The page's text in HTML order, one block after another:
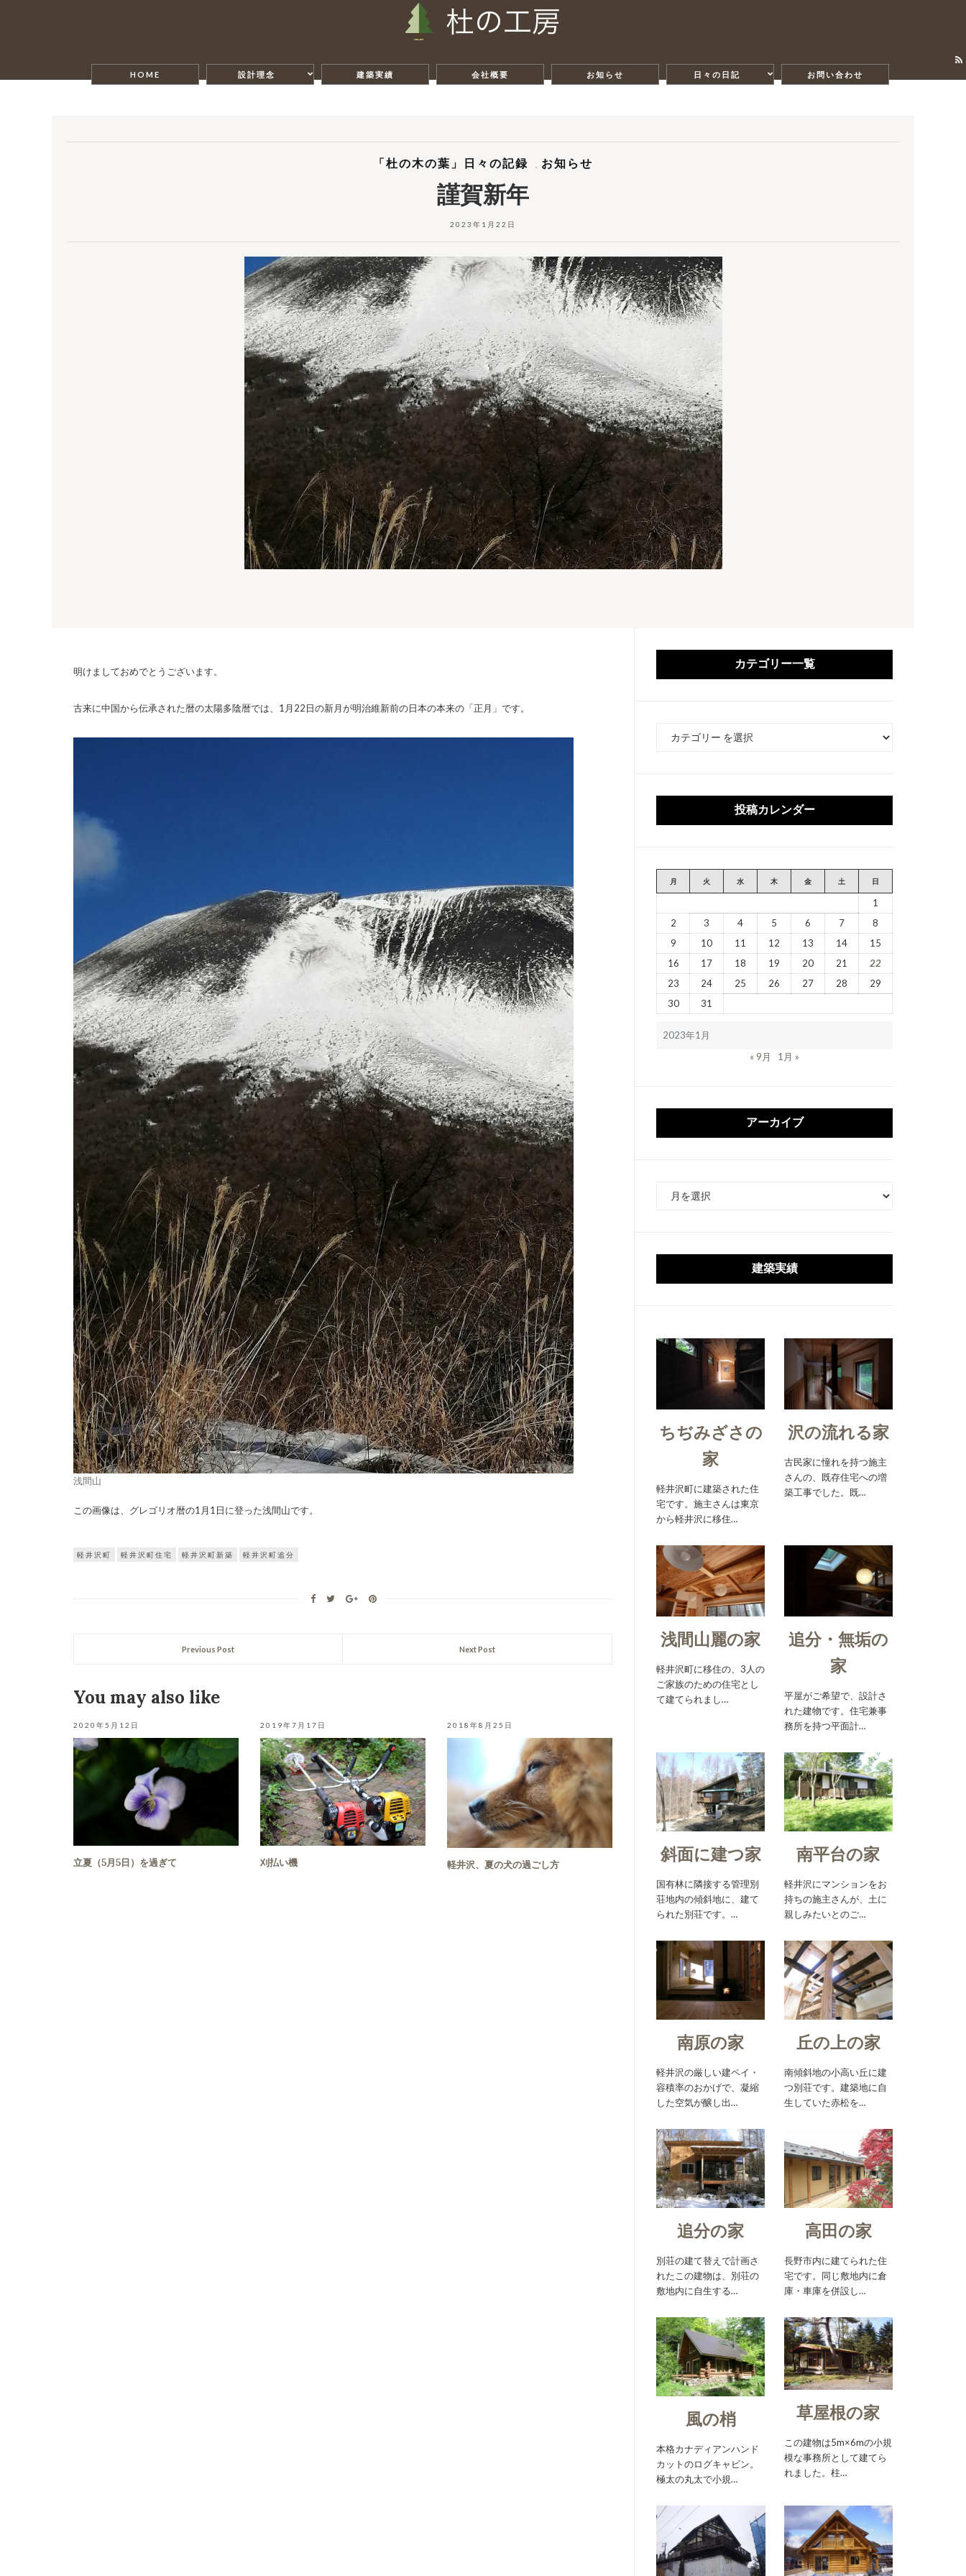
HOME 設計理念 建築実績 会社概要 お知らせ 日々の日記 お問い合わせ
「杜の木の葉」日々の記録 お知らせ
謹賀新年
2023年1月22日
明けましておめでとうございます。
古来に中国から伝承された暦の太陽多陰暦では、1月22日の新月が明治維新前の日本の本来の「正月」です。
浅間山
この画像は、グレゴリオ暦の1月1日に登った浅間山です。
軽井沢町 軽井沢町住宅 軽井沢町新築 軽井沢町追分
Previous Post Next Post
You may also like
2020年5月12日
立夏（5月5日）を過ぎて
2019年7月17日
刈払い機
2018年8月25日
軽井沢、夏の犬の過ごし方
カテゴリー一覧
投稿カレンダー
2023年1月
月 火 水 木 金 土 日
1
2
3 4 5 6 7
8
9
10 11 12 13 14
15
16
17 18 19 20 21
22
23
24 25 26 27 28
29
30
31
« 9月 1月 »
アーカイブ
建築実績
ちぢみざさの
家
軽井沢町に建築された住
宅です。施主さんは東京
から軽井沢に移住…
沢の流れる家
古民家に憧れを持つ施主
さんの、既存住宅への増
築工事でした。既…
浅間山麗の家
軽井沢町に移住の、3人の
ご家族のための住宅とし
て建てられまし…
追分・無垢の
家
平屋がご希望で、設計さ
れた建物です。住宅兼事
務所を持つ平面計…
斜面に建つ家
国有林に隣接する管理別
荘地内の傾斜地に、建て
られた別荘です。…
南平台の家
軽井沢にマンションをお
持ちの施主さんが、土に
親しみたいとのご…
南原の家
軽井沢の厳しい建ペイ・
容積率のおかげで、凝縮
した空気が醸し出…
丘の上の家
南傾斜地の小高い丘に建
つ別荘です。建築地に自
生していた赤松を…
追分の家
別荘の建て替えで計画さ
れたこの建物は、別荘の
敷地内に自生する…
高田の家
長野市内に建てられた住
宅です。同じ敷地内に倉
庫・車庫を併設し…
風の梢
本格カナディアンハンド
カットのログキャビン。
極太の丸太で小規…
草屋根の家
この建物は5m×6mの小規
模な事務所として建てら
れました。柱…